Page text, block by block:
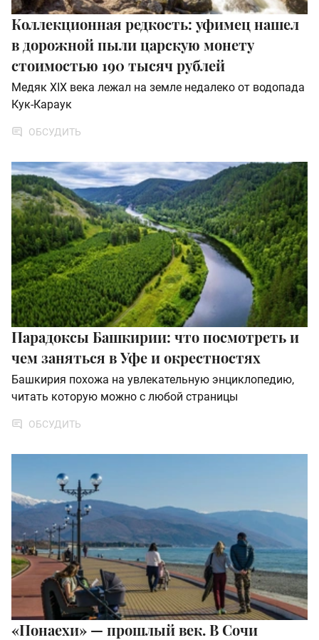
Коллекционная редкость: уфимец нашел
в дорожной пыли царскую монету
стоимостью 190 тысяч рублей
Медяк XIX века лежал на земле недалеко от водопада
Кук-Караук
ОБСУДИТЬ
Парадоксы Башкирии: что посмотреть и
чем заняться в Уфе и окрестностях
Башкирия похожа на увлекательную энциклопедию,
читать которую можно с любой страницы
ОБСУДИТЬ
«Понаехи» — прошлый век. В Сочи